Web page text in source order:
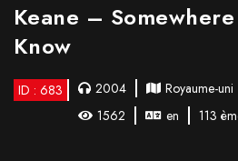
Keane –
Know
ID : 683 2004 Royaume-uni
1562
en 113